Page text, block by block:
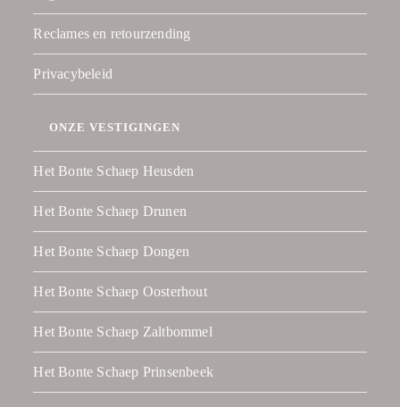
Reclames en retourzending
Privacybeleid
ONZE VESTIGINGEN
Het Bonte Schaep Heusden
Het Bonte Schaep Drunen
Het Bonte Schaep Dongen
Het Bonte Schaep Oosterhout
Het Bonte Schaep Zaltbommel
Het Bonte Schaep Prinsenbeek